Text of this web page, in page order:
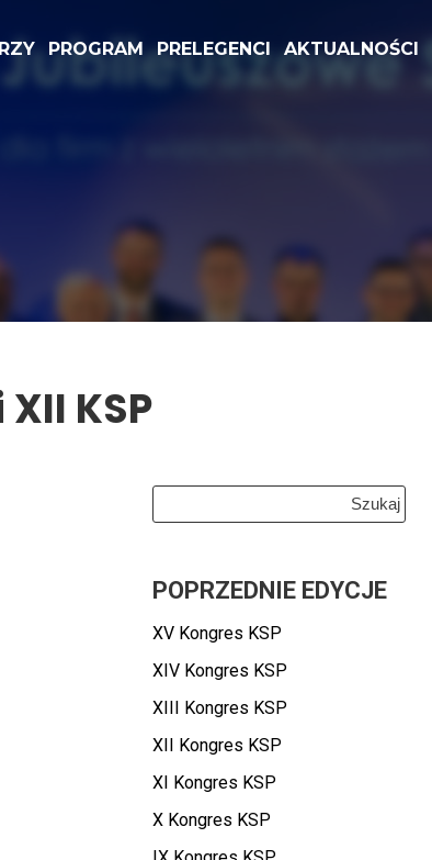
PROGRAM PRELEGENCI AKTUALNOŚCI
KSP
POPRZEDNIE EDYCJE
XV Kongres KSP
XIV Kongres KSP
XIII Kongres KSP
XII Kongres KSP
XI Kongres KSP
X Kongres KSP